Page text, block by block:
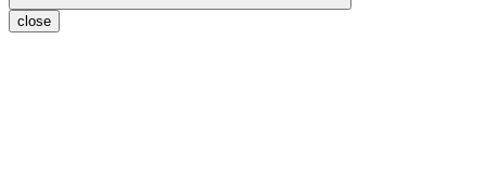
close